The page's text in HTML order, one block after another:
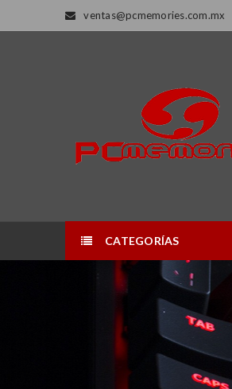
ventas@pcmemories.com.mx
CATEGORÍAS